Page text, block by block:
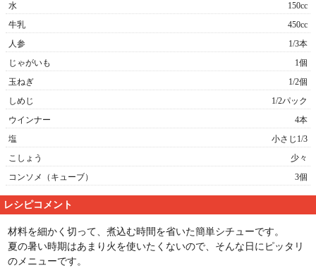
水
150cc
牛乳
450cc
人参
1/3本
じゃがいも
1個
玉ねぎ
1/2個
しめじ
1/2パック
ウインナー
4本
塩
小さじ1/3
こしょう
少々
コンソメ（キューブ）
3個
レシピコメント
材料を細かく切って、煮込む時間を省いた簡単シチューです。
夏の暑い時期はあまり火を使いたくないので、そんな日にピッタリ
のメニューです。